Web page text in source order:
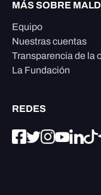
MÁS SOBRE
Equipo
Nuestras cuentas
Transparencia de la
La Fundación
REDES